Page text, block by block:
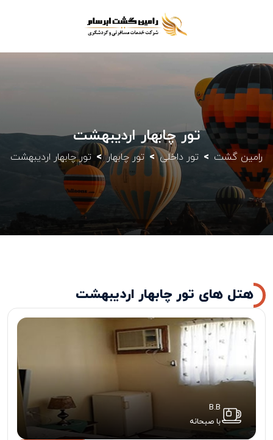
تور چابهار اردیبهشت
رامین گشت تور داخلی تور چابهار تور چابهار اردیبهشت
هتل های تور چابهار اردیبهشت
B.B
با صبحانه